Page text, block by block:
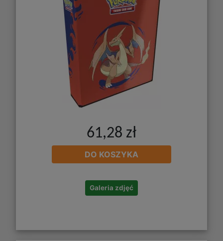
61,28 zł
DO KOSZYKA
Galeria zdjęć